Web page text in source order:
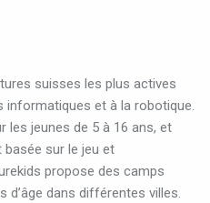
suisses les plus actives
et à la robotique.
les jeunes de 5 à 16 ans, et
basée sur le jeu et
propose des camps
d’âge dans différentes villes.